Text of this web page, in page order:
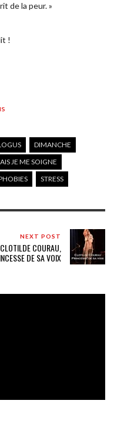
de la peur. »
!
DIMANCHE
JE ME SOIGNE
STRESS
NEXT POST
CLOTILDE COURAU,
DE SA VOIX